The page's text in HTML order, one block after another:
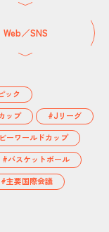
Web／SNS
ック
ップ
#Jリーグ
ーワールドカップ
#バスケットボール
#主要国際会議